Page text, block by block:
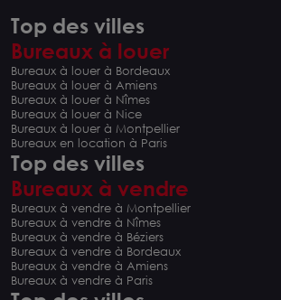
Top des villes
Bureaux à louer
Bureaux à louer à Bordeaux
Bureaux à louer à Amiens
Bureaux à louer à Nîmes
Bureaux à louer à Nice
Bureaux à louer à Montpellier
Bureaux en location à Paris
Top des villes
Bureaux à vendre
Bureaux à vendre à Montpellier
Bureaux à vendre à Nîmes
Bureaux à vendre à Béziers
Bureaux à vendre à Bordeaux
Bureaux à vendre à Amiens
Bureaux à vendre à Paris